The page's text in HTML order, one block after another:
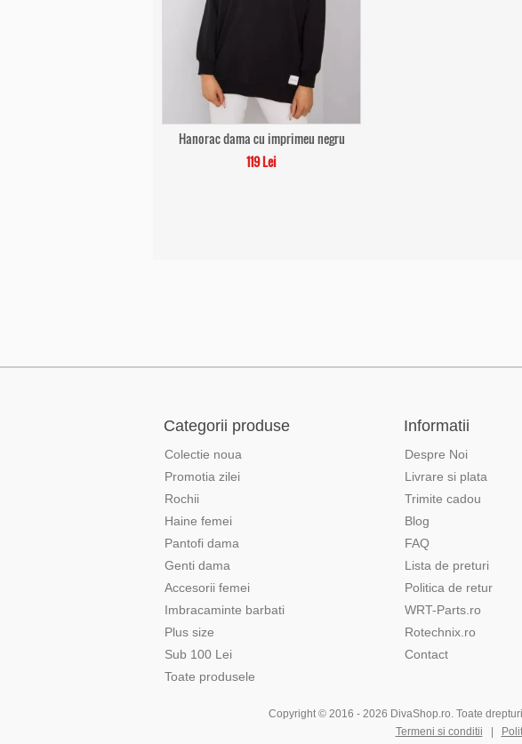
Hanorac dama cu imprimeu negru
119 Lei
Categorii produse
Colectie noua
Promotia zilei
Rochii
Haine femei
Pantofi dama
Genti dama
Accesorii femei
Imbracaminte barbati
Plus size
Sub 100 Lei
Toate produsele
Informatii
Despre Noi
Livrare si plata
Trimite cadou
Blog
FAQ
Lista de preturi
Politica de retur
WRT-Parts.ro
Rotechnix.ro
Contact
Copyright © 2016 - 2026 DivaShop.ro. Toate
Termeni si conditii